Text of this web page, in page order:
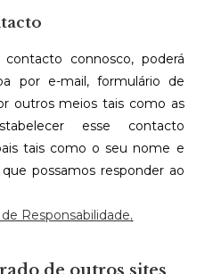
connosco, poderá
por e-mail, formulário de
outros meios tais como as
esse contacto
tais como o seu nome e
possamos responder ao
Responsabilidade.